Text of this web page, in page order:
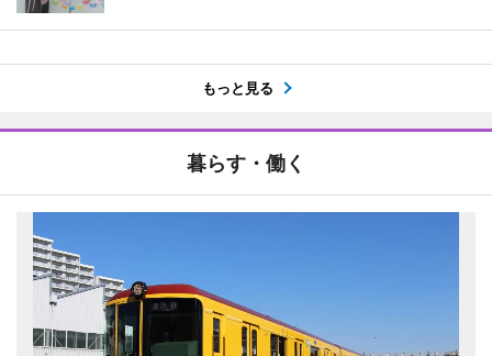
もっと見る
暮らす・働く